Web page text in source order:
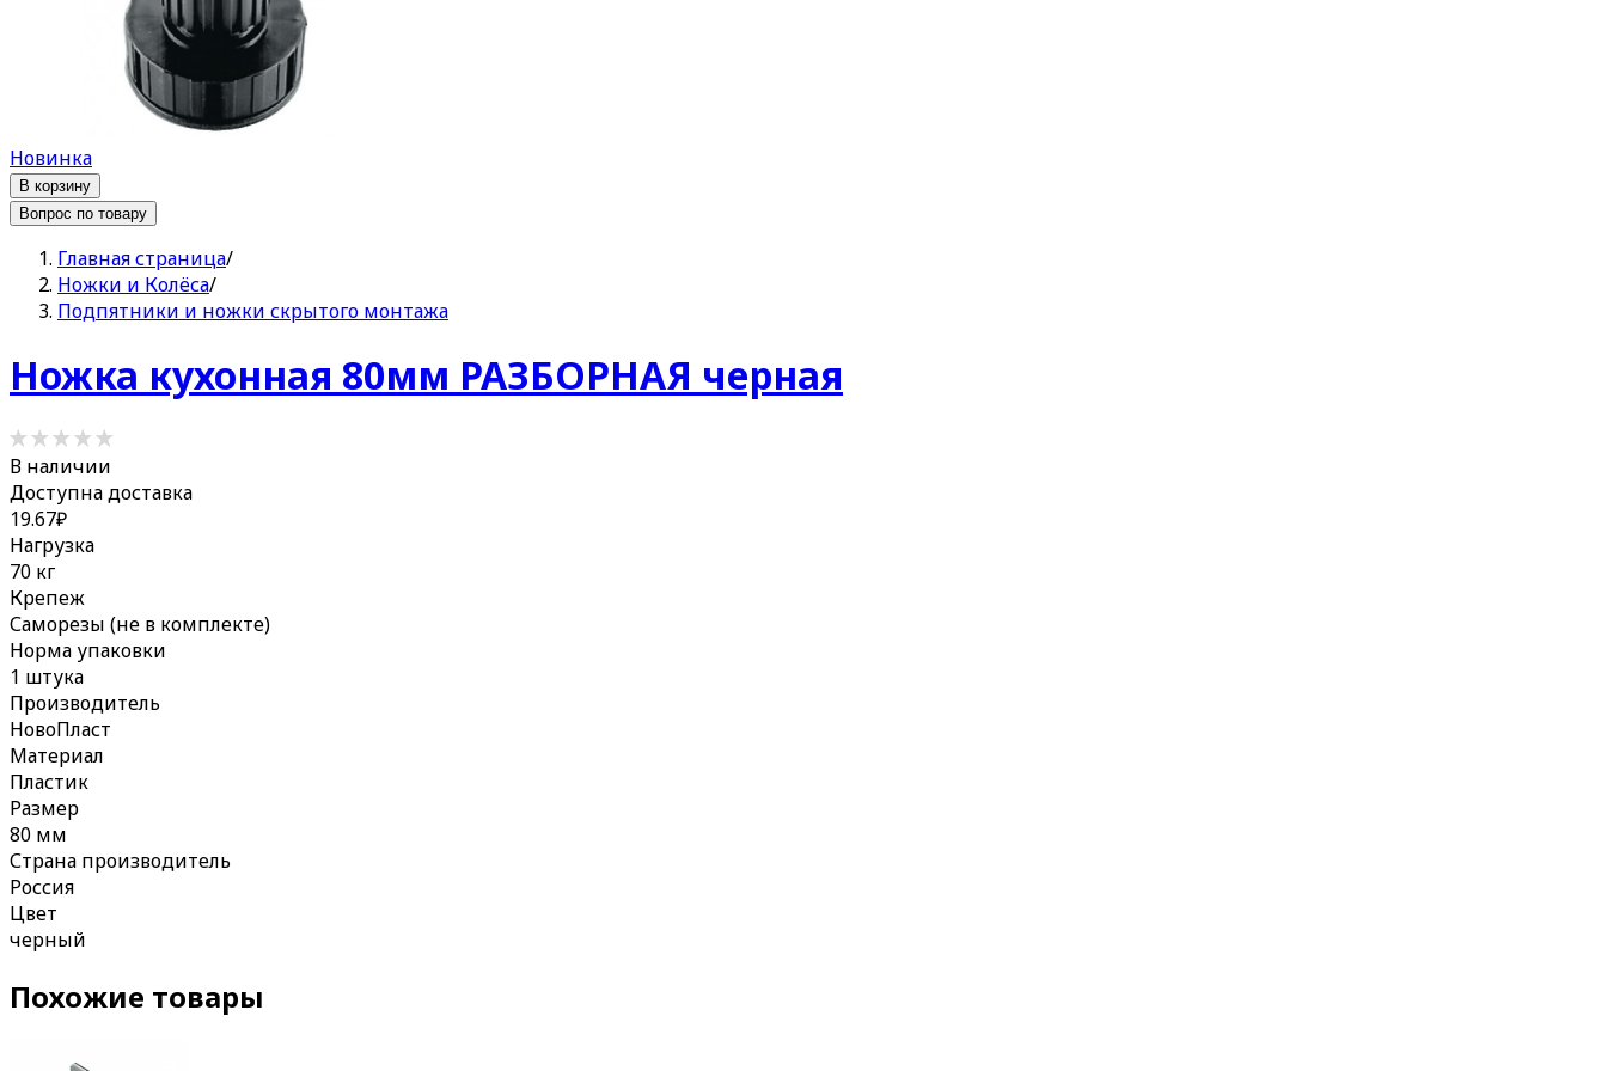
Новинка
В корзину
Вопрос по товару
Главная страница/
Ножки и Колёса/
Подпятники и ножки скрытого монтажа
Ножка кухонная 80мм РАЗБОРНАЯ черная
В наличии
Доступна доставка
19.67₽
Нагрузка
70 кг
Крепеж
Саморезы (не в комплекте)
Норма упаковки
1 штука
Производитель
НовоПласт
Материал
Пластик
Размер
80 мм
Страна производитель
Россия
Цвет
черный
Похожие товары